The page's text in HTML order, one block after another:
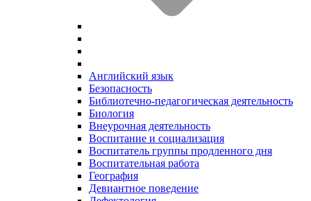
Английский язык
Безопасность
Библиотечно-педагогическая деятельность
Биология
Внеурочная деятельность
Воспитание и социализация
Воспитатель группы продленного дня
Воспитательная работа
География
Девиантное поведение